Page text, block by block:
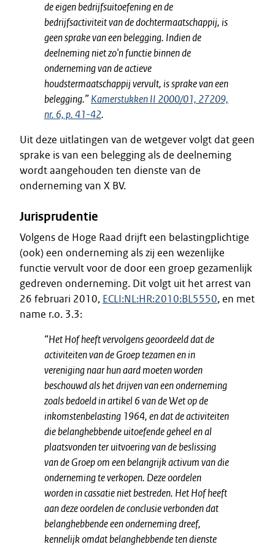
de eigen bedrijfsuitoefening en de
bedrijfsactiviteit van de dochtermaatschappij, is
geen sprake van een belegging. Indien de
deelneming niet zo'n functie binnen de
onderneming van de actieve
houdstermaatschappij vervult, is sprake van een
belegging.”Kamerstukken II 2000/01, 27209,
nr. 6, p. 41-42.
Uit deze uitlatingen van de wetgever volgt dat geen
sprake is van een belegging als de deelneming
wordt aangehouden ten dienste van de
onderneming van X BV.
Jurisprudentie
Volgens de Hoge Raad drijft een belastingplichtige
(ook) een onderneming als zij een wezenlijke
functie vervult voor de door een groep gezamenlijk
gedreven onderneming. Dit volgt uit het arrest van
26 februari 2010, ECLI:NL:HR:2010:BL5550, en met
name r.o. 3.3:
“Het Hof heeft vervolgens geoordeeld dat de
activiteiten van de Groep tezamen en in
vereniging naar hun aard moeten worden
beschouwd als het drijven van een onderneming
zoals bedoeld in artikel 6 van de Wet op de
inkomstenbelasting 1964, en dat de activiteiten
die belanghebbende uitoefende geheel en al
plaatsvonden ter uitvoering van de beslissing
van de Groep om een belangrijk activum van die
onderneming te verkopen. Deze oordelen
worden in cassatie niet bestreden. Het Hof heeft
aan deze oordelen de conclusie verbonden dat
belanghebbende een onderneming dreef,
kennelijk omdat belanghebbende ten dienste